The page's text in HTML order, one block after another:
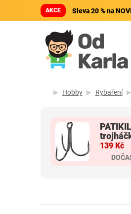
AKCE Sleva 20 % na
Hobby Rybaření
139 Kč